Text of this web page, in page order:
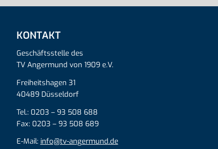
KONTAKT
Geschäftsstelle des
TV Angermund von 1909 e.V.
Freiheitshagen 31
40489 Düsseldorf
Tel.: 0203 – 93 508 688
Fax: 0203 – 93 508 689
E-Mail: info@tv-angermund.de